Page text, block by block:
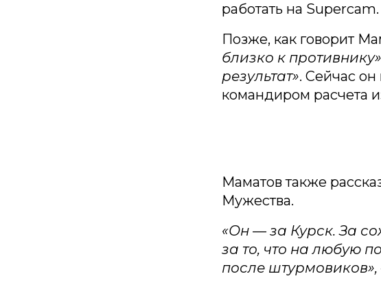
работать на Supercam.
Позже, как говорит
близко к
результат». Сейчас
командиром расчета
Маматов также
Мужества.
«Он — за Курск. За
за то, что на любую
после штурмовиков»,